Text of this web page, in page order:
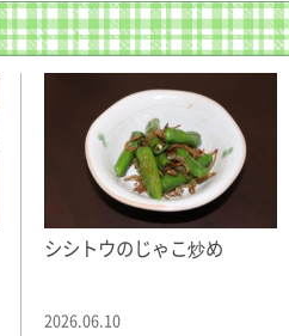
シシトウのじゃこ炒め
2026.06.10